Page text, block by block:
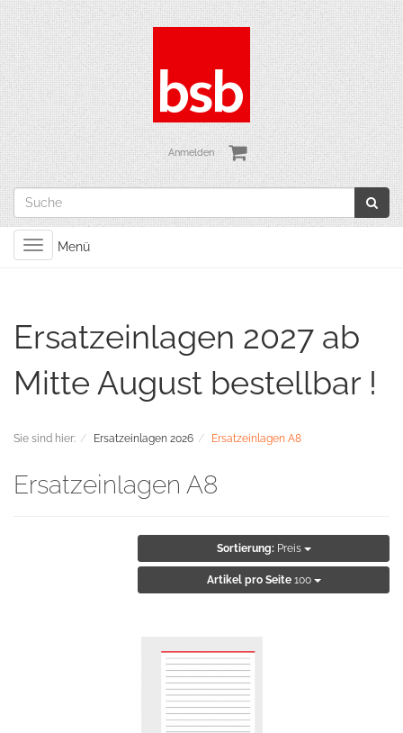
Anmelden
Toggle
navigation
Menü
Ersatzeinlagen 2027 ab
Mitte August bestellbar !
Sie sind hier: Ersatzeinlagen 2026 Ersatzeinlagen A8
Ersatzeinlagen A8
Sortierung: Preis
Artikel pro Seite 100